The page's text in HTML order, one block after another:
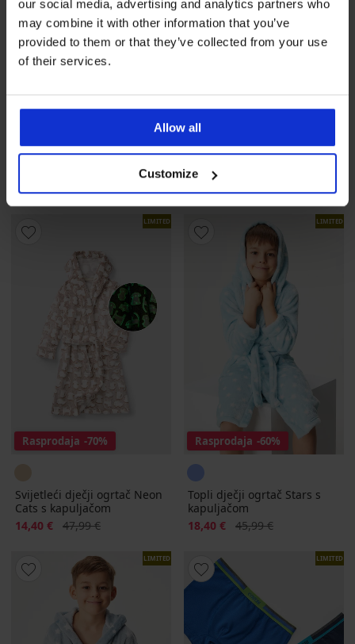
our social media, advertising and analytics partners who
may combine it with other information that you’ve
provided to them or that they’ve collected from your use
of their services.
Allow all
Customize
3PACK Bokserice za dječake
Popust
6,00 € 19,99 €
3PACK Pamučne gaće za
dječake Royal
4,50 € 14,99 €
LIMITED
Rasprodaja -70%
Svijetleći dječji ogrtač Neon
Cats s kapuljačom
Popust
14,40 € Prvobitna cijena
47,99 €
LIMITED
Rasprodaja -60%
Topli dječji ogrtač Stars s
kapuljačom
Popust
18,40 € Prvobitna cijena
45,99 €
LIMITED LIMITED